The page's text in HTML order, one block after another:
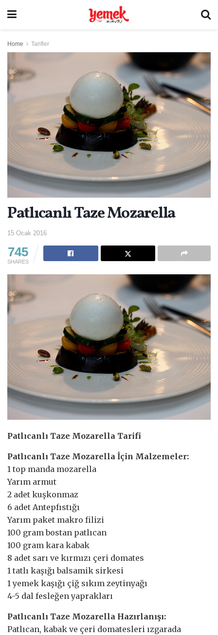
Home Tarifler
Patlıcanlı Taze Mozarella
15 Ocak 2016
745
SHARES
Patlıcanlı Taze Mozarella Tarifi
Patlıcanlı Taze Mozarella İçin Malzemeler:
1 top manda mozarella
Yarım armut
2 adet kuşkonmaz
6 adet Antepfıstığı
Yarım paket makro filizi
100 gram bostan patlıcan
100 gram kara kabak
8 adet sarı ve kırmızı çeri domates
1 tatlı kaşığı balsamik sirkesi
1 yemek kaşığı çiğ sıkım zeytinyağı
4-5 dal fesleğen yaprakları
Patlıcanlı Taze Mozarella Hazırlanışı:
Patlıcan, kabak ve çeri domatesleri ızgarada